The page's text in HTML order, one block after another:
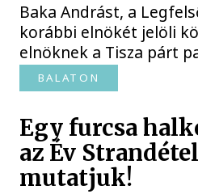
Baka Andrást, a
korábbi elnökét jelöli
elnöknek a Tisza párt
BALATON
Egy furcsa
az Év
mutatjuk!